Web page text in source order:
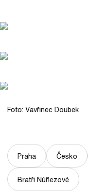
Foto: Vavřinec Doubek
Praha Česko
Bratři Núñezové